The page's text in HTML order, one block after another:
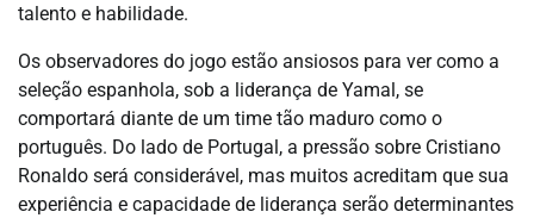
talento e habilidade.
Os observadores do jogo estão ansiosos para ver como a
seleção espanhola, sob a liderança de Yamal, se
comportará diante de um time tão maduro como o
português. Do lado de Portugal, a pressão sobre Cristiano
Ronaldo será considerável, mas muitos acreditam que sua
experiência e capacidade de liderança serão determinantes